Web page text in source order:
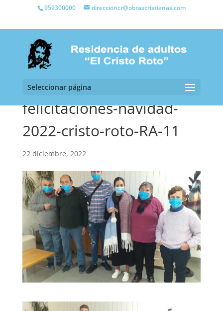
959300000 direccioncr@obrascristianas.com
Seleccionar página
felicitaciones-navidad-
2022-cristo-roto-RA-11
22 diciembre, 2022